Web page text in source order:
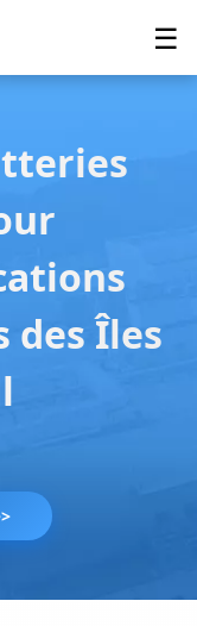
☰
des Îles